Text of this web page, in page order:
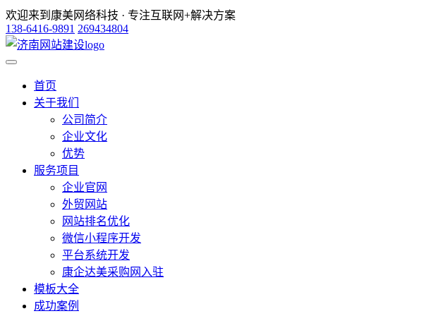
欢迎来到康美网络科技 · 专注互联网+解决方案
138-6416-9891 269434804
首页
关于我们
公司简介
企业文化
优势
服务项目
企业官网
外贸网站
网站排名优化
微信小程序开发
平台系统开发
康企达美采购网入驻
模板大全
成功案例